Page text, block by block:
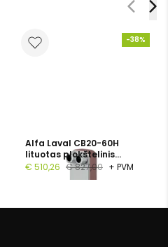
-38%
Alfa Laval CB20-60H
lituotas plokštelinis
šilumokaitis, G 1", 60
€ 510,26 € 827,00 + PVM